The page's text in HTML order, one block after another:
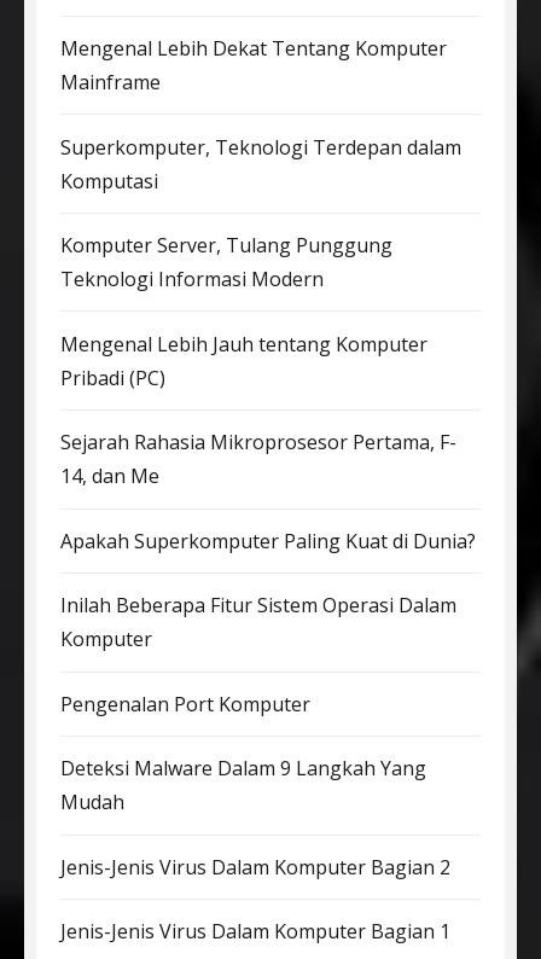
Mengenal Lebih Dekat Tentang Komputer
Mainframe
Superkomputer, Teknologi Terdepan dalam
Komputasi
Komputer Server, Tulang Punggung
Teknologi Informasi Modern
Mengenal Lebih Jauh tentang Komputer
Pribadi (PC)
Sejarah Rahasia Mikroprosesor Pertama, F-
14, dan Me
Apakah Superkomputer Paling Kuat di Dunia?
Inilah Beberapa Fitur Sistem Operasi Dalam
Komputer
Pengenalan Port Komputer
Deteksi Malware Dalam 9 Langkah Yang
Mudah
Jenis-Jenis Virus Dalam Komputer Bagian 2
Jenis-Jenis Virus Dalam Komputer Bagian 1